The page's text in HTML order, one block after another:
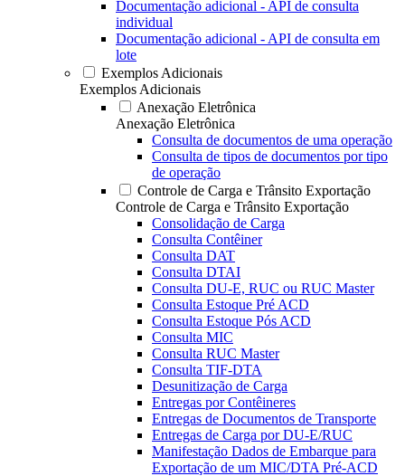
Documentação adicional - API de consulta
individual
Documentação adicional - API de consulta em
lote
Exemplos Adicionais
Exemplos Adicionais
Anexação Eletrônica
Anexação Eletrônica
Consulta de documentos de uma operação
Consulta de tipos de documentos por tipo
de operação
Controle de Carga e Trânsito Exportação
Controle de Carga e Trânsito Exportação
Consolidação de Carga
Consulta Contêiner
Consulta DAT
Consulta DTAI
Consulta DU-E, RUC ou RUC Master
Consulta Estoque Pré ACD
Consulta Estoque Pós ACD
Consulta MIC
Consulta RUC Master
Consulta TIF-DTA
Desunitização de Carga
Entregas por Contêineres
Entregas de Documentos de Transporte
Entregas de Carga por DU-E/RUC
Manifestação Dados de Embarque para
Exportação de um MIC/DTA Pré-ACD